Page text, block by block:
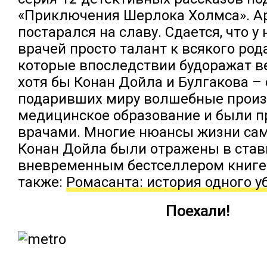
«Приключения Шерлока Холмса».
постарался на славу. Сдается, что у
врачей просто талант к всякого
которые впоследствии будоражат
хотя бы Конан Дойла и Булгакова –
подаривших миру волшебные
медицинское образование и были
врачами. Многие нюансы жизни
Конан Дойла были отражены в
вневременным бестселлером
также: Ромасанта: история одного
Поехали!